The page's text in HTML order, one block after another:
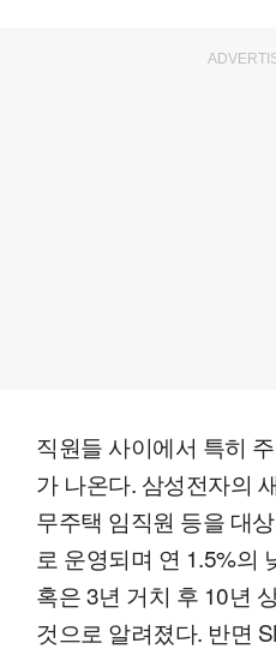
직원들 사이에서 특히
가 나온다. 삼성전자의
무주택 임직원 등을 대
로 운영되며 연 1.5%의
혹은 3년 거치 후 10년
것으로 알려졌다. 반면